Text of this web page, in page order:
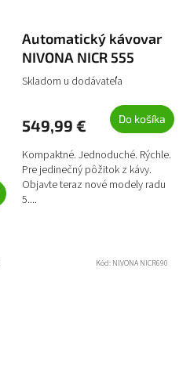
Automatický kávovar
NIVONA NICR 555
Skladom u dodávateľa
549,99 € Do košíka
Kompaktné. Jednoduché. Rýchle.
Pre jedinečný pôžitok z kávy.
Objavte teraz nové modely radu
5....
Kód: NIVONA NICR690